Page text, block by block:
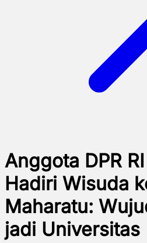
Anggota DPR
Hadiri Wisuda
Maharatu:
jadi Universitas